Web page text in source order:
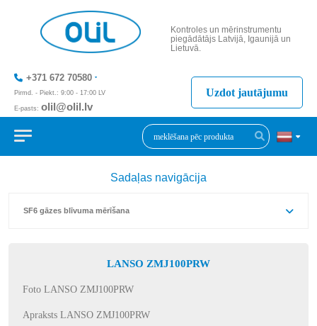
Kontroles un mērinstrumentu
piegādātājs Latvijā, Igaunijā un
Lietuvā.
+371 672 70580
Pirmd. - Piekt.: 9:00 - 17:00 LV
E-pasts: olil@olil.lv
+371 287 11411
Uzdot jautājumu
Sadaļas navigācija
SF6 gāzes blīvuma mērīšana
LANSO ZMJ100PRW
Foto LANSO ZMJ100PRW
Apraksts LANSO ZMJ100PRW